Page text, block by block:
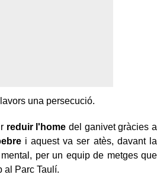
una persecució.
reduir l'home del ganivet gràcies a
i aquest va ser atès, davant la
per un equip de metges que
al Parc Taulí.